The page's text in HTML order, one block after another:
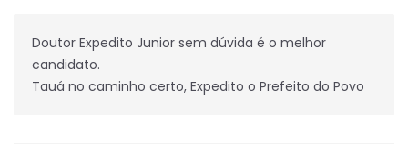
Doutor Expedito Junior sem dúvida é o melhor
candidato.
Tauá no caminho certo, Expedito o Prefeito do Povo